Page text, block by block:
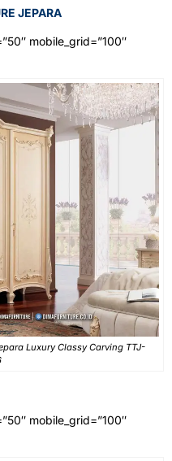
JEPARA
mobile_grid=”100″
Luxury Classy Carving TTJ-
mobile_grid=”100″